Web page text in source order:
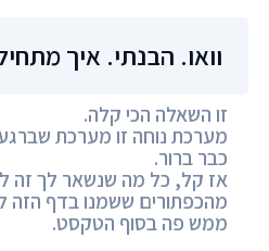
וואו. הבנתי. איך
זו השאלה הכי קלה.
מערכת נוחה זו מערכת
כבר ברור.
אז קל, כל מה שנשאר לך זה
מהכפתורים ששמנו בדף
ממש פה בסוף הטקסט.